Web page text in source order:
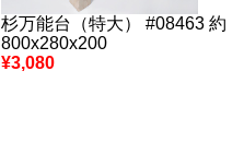
杉万能台（特大） #08463 約
800x280x200
¥3,080